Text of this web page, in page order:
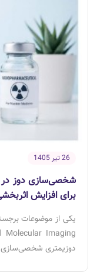
26 تیر 1405
شخصی‌سازی دوز در
برای افزایش
دوزیمتری